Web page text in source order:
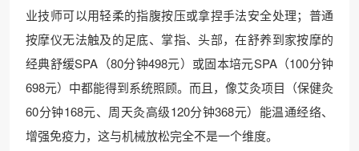
业技师可以用轻柔的指腹按压或拿捏手法安全处理；普通
按摩仪无法触及的足底、掌指、头部，在舒养到家按摩的
经典舒缓SPA（80分钟498元）或固本培元SPA（100分钟
698元）中都能得到系统照顾。而且，像艾灸项目（保健灸
60分钟168元、周天灸高级120分钟368元）能温通经络、
增强免疫力，这与机械放松完全不是一个维度。